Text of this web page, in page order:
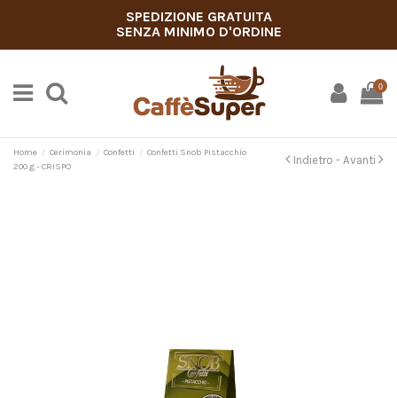
SPEDIZIONE GRATUITA
SENZA MINIMO D'ORDINE
0
Home Cerimonia Confetti
Confetti Snob Pistacchio
200 g - CRISPO
Indietro - Avanti